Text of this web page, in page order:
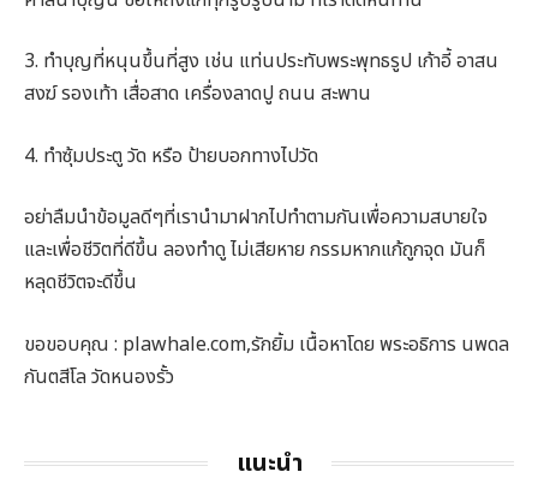
3. ทำบุญที่หนุนขึ้นที่สูง เช่น แท่นประทับพระพุทธรูป เก้าอี้ อาสน
สงฆ์ รองเท้า เสื่อสาด เครื่องลาดปู ถนน สะพาน
4. ทำซุ้มประตู วัด หรือ ป้ายบอกทางไปวัด
อย่าลืมนำข้อมูลดีๆที่เรานำมาฝากไปทำตามกันเพื่อความสบายใจ
และเพื่อชีวิตที่ดีขึ้น ลองทำดู ไม่เสียหาย กรรมหากแก้ถูกจุด มันก็
หลุดชีวิตจะดีขึ้น
ขอขอบคุณ : plawhale.com,รักยิ้ม เนื้อหาโดย พระอธิการ นพดล
กันตสีโล วัดหนองรั้ว
แนะนำ